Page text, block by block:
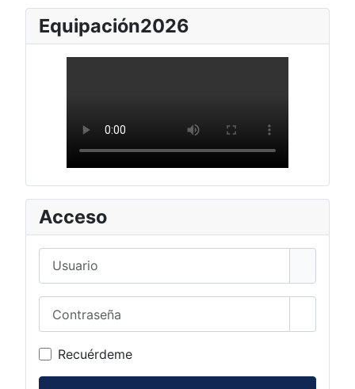
Equipación2026
Acceso
Recuérdeme